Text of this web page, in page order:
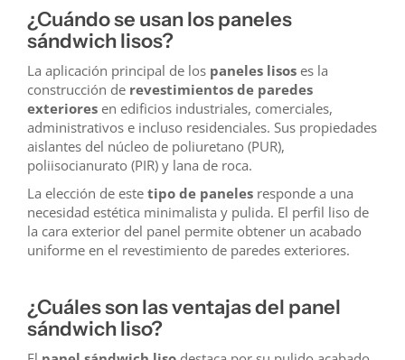
¿Cuándo se usan los paneles
sándwich lisos?
La aplicación principal de los paneles lisos es la
construcción de revestimientos de paredes
exteriores en edificios industriales, comerciales,
administrativos e incluso residenciales. Sus propiedades
aislantes del núcleo de poliuretano (PUR),
poliisocianurato (PIR) y lana de roca.
La elección de este tipo de paneles responde a una
necesidad estética minimalista y pulida. El perfil liso de
la cara exterior del panel permite obtener un acabado
uniforme en el revestimiento de paredes exteriores.
¿Cuáles son las ventajas del panel
sándwich liso?